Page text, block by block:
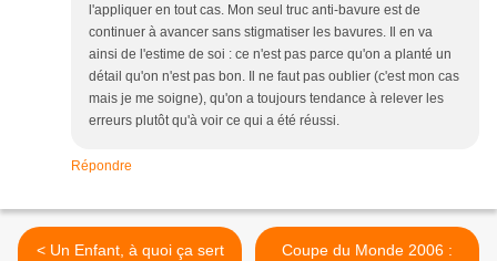
l'appliquer en tout cas. Mon seul truc anti-bavure est de
continuer à avancer sans stigmatiser les bavures. Il en va
ainsi de l'estime de soi : ce n'est pas parce qu'on a planté un
détail qu'on n'est pas bon. Il ne faut pas oublier (c'est mon cas
mais je me soigne), qu'on a toujours tendance à relever les
erreurs plutôt qu'à voir ce qui a été réussi.
Répondre
< Un Enfant, à quoi ça sert
Coupe du Monde 2006 :